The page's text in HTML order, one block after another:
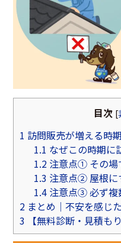
目次 [
1 訪問販売が増える時
1.1 なぜこの時期に
1.2 注意点① その場
1.3 注意点② 屋根に
1.4 注意点③ 必ず複
2 まとめ｜不安を感じ
3 【無料診断・見積も